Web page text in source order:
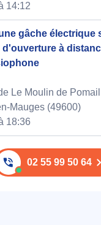
14:12
gâche électrique
à
Le Moulin de
Mauges (49600)
18:36
02 55 99 50 64